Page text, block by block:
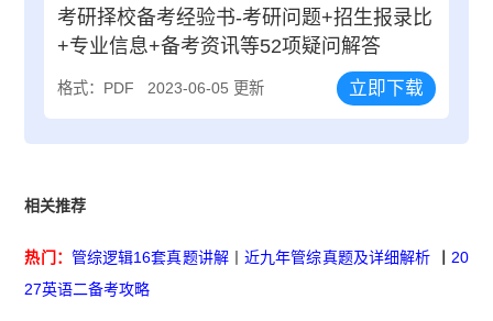
考研择校备考经验书-考研问题+招生报录比
+专业信息+备考资讯等52项疑问解答
格式：PDF 2023-06-05 更新 立即下载
相关推荐
热门： 管综逻辑16套真题讲解丨近九年管综真题及详细解析
20
27英语二备考攻略